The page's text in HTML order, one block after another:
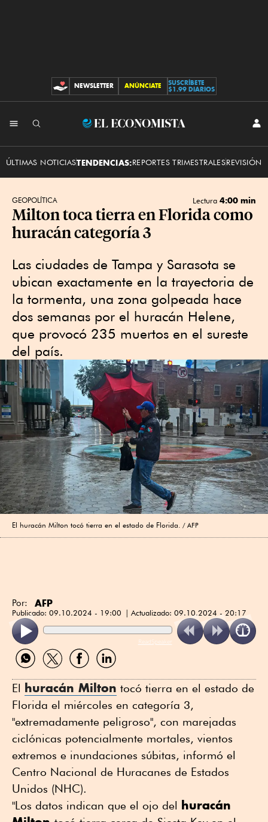
CONTRIBUCIONES
NEWSLETTER ANÚNCIATE
SUSCRÍBETE
$1.99 DIARIOS
El
ÚLTIMAS NOTICIASTENDENCIAS:REPORTES TRIMESTRALESREVISIÓN
GEOPOLÍTICA Lectura 4:00 min
Milton toca tierra en Florida como
huracán categoría 3
Las ciudades de Tampa y Sarasota se
ubican exactamente en la trayectoria de
la tormenta, una zona golpeada hace
dos semanas por el huracán Helene,
que provocó 235 muertos en el sureste
del país.
El huracán Milton tocó tierra en el estado de Florida. AFP
Por: AFP
Publicado: 09.10.2024 - 19:00 Actualizado: 09.10.2024 - 20:17
ReadSpeaker
Compartir
por
Compartir
por
Compartir
por
Compartir
por
El huracán Milton tocó tierra en el estado de
Florida el miércoles en categoría 3,
"extremadamente peligroso", con marejadas
ciclónicas potencialmente mortales, vientos
extremos e inundaciones súbitas, informó el
Centro Nacional de Huracanes de Estados
Unidos (NHC).
"Los datos indican que el ojo del huracán